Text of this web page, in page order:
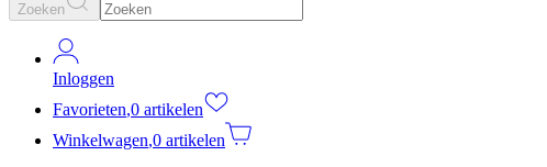
Zoeken
Inloggen
Favorieten,0 artikelen
Winkelwagen,0 artikelen